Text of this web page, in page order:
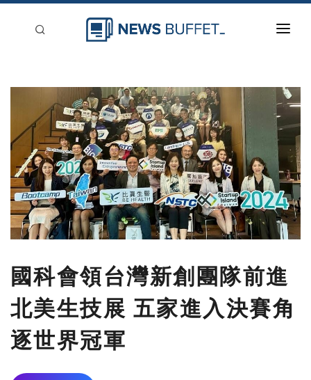
新聞稿分類
登入
刊登
國科會領台灣新創團隊前進
北美生技展 五家進入決賽角
逐世界冠軍